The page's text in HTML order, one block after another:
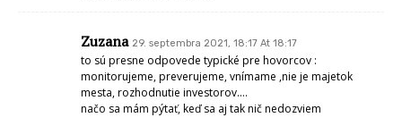
Zuzana 29. septembra 2021, 18:17 At 18:17
to sú presne odpovede typické pre hovorcov :
monitorujeme, preverujeme, vnímame ,nie je majetok
mesta, rozhodnutie investorov….
načo sa mám pýtať, keď sa aj tak nič nedozviem